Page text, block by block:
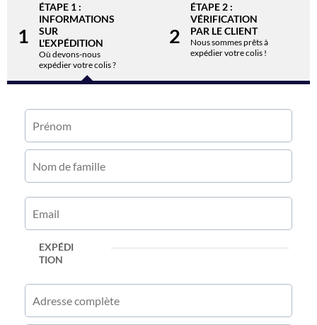
1
ÉTAPE 1 :
INFORMATIONS
SUR
L'EXPÉDITION
Où devons-nous
expédier votre colis ?
2
ÉTAPE 2 :
VÉRIFICATION
PAR LE CLIENT
Nous sommes prêts à
expédier votre colis !
EXPÉDI
TION